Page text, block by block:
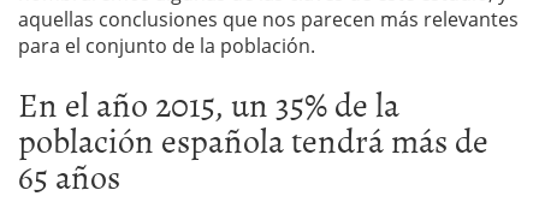
aquellas conclusiones que nos parecen más relevantes
para el conjunto de la población.
En el año 2015, un 35% de la
población española tendrá más de
65 años